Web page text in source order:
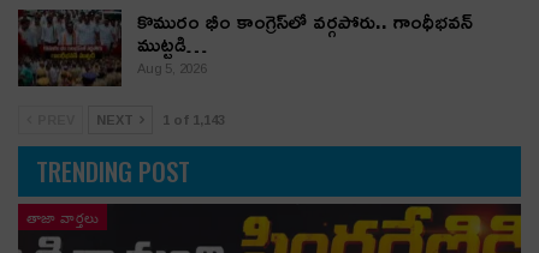
కొమురం భీం కాంగ్రెస్‌లో వర్గపోరు.. గాంధీభవన్
ముట్టడి…
Aug 5, 2026
NEXT 1 of 1,143
TRENDING POST
తాజా వార్తలు